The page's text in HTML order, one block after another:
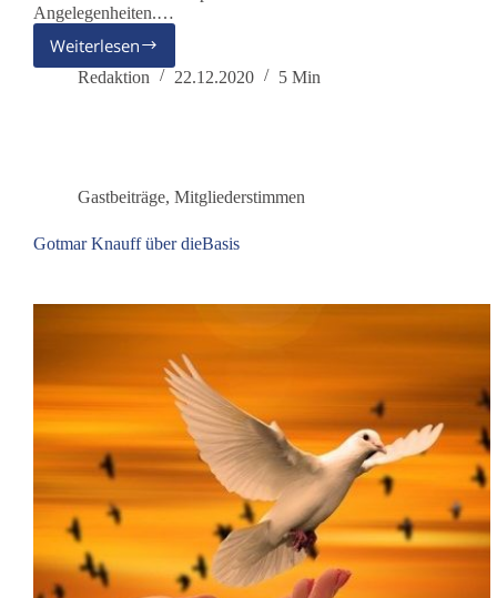
Angelegenheiten.…
Weiterlesen
Michael
M.
Redaktion 22.12.2020 5 Min
Gastbeiträge, Mitgliederstimmen
Gotmar Knauff über dieBasis